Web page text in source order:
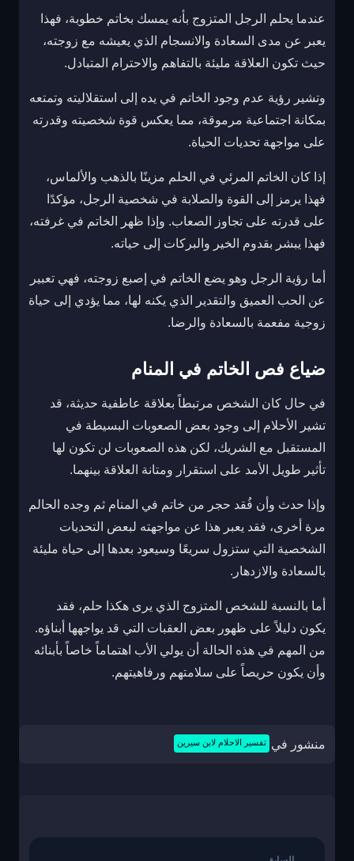
عندما يحلم الرجل المتزوج بأنه يمسك بخاتم خطوبة، فهذا
يعبر عن مدى السعادة والانسجام الذي يعيشه مع زوجته،
حيث تكون العلاقة مليئة بالتفاهم والاحترام المتبادل.
وتشير رؤية عدم وجود الخاتم في يده إلى استقلاليته وتمتعه
بمكانة اجتماعية مرموقة، مما يعكس قوة شخصيته وقدرته
على مواجهة تحديات الحياة.
إذا كان الخاتم المرئي في الحلم مزينًا بالذهب والألماس،
فهذا يرمز إلى القوة والصلابة في شخصية الرجل، مؤكدًا
على قدرته على تجاوز الصعاب. وإذا ظهر الخاتم في غرفته،
فهذا يبشر بقدوم الخير والبركات إلى حياته.
أما رؤية الرجل وهو يضع الخاتم في إصبع زوجته، فهي تعبير
عن الحب العميق والتقدير الذي يكنه لها، مما يؤدي إلى حياة
زوجية مفعمة بالسعادة والرضا.
ضياع فص الخاتم في المنام
في حال كان الشخص مرتبطاً بعلاقة عاطفية حديثة، قد
تشير الأحلام إلى وجود بعض الصعوبات البسيطة في
المستقبل مع الشريك، لكن هذه الصعوبات لن تكون لها
تأثير طويل الأمد على استقرار ومتانة العلاقة بينهما.
وإذا حدث وأن فُقد حجر من خاتم في المنام ثم وجده الحالم
مرة أخرى، فقد يعبر هذا عن مواجهته لبعض التحديات
الشخصية التي ستزول سريعًا وسيعود بعدها إلى حياة مليئة
بالسعادة والازدهار.
أما بالنسبة للشخص المتزوج الذي يرى هكذا حلم، فقد
يكون دليلاً على ظهور بعض العقبات التي قد يواجهها أبناؤه.
من المهم في هذه الحالة أن يولي الأب اهتماماً خاصاً بأبنائه
وأن يكون حريصاً على سلامتهم ورفاهيتهم.
منشور في تفسير الاحلام لابن سيرين